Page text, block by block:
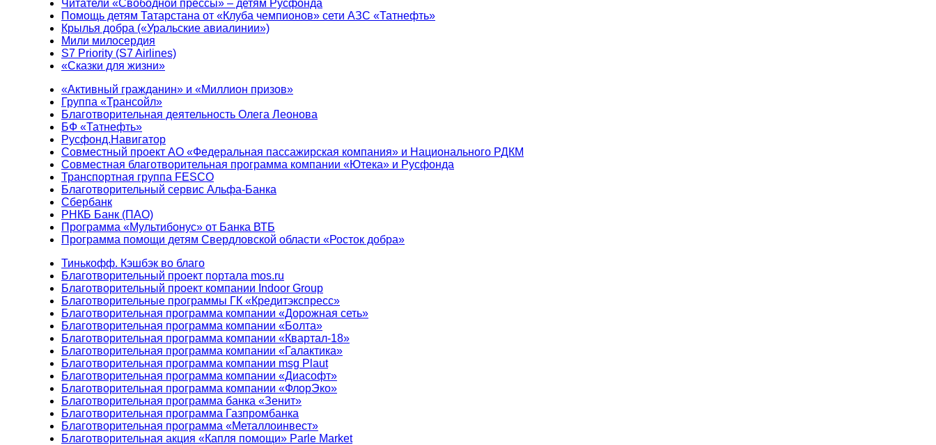
Читатели «Свободной прессы» – детям Русфонда
Помощь детям Татарстана от «Клуба чемпионов» сети АЗС «Татнефть»
Крылья добра («Уральские авиалинии»)
Мили милосердия
S7 Priority (S7 Airlines)
«Сказки для жизни»
«Активный гражданин» и «Миллион призов»
Группа «Трансойл»
Благотворительная деятельность Олега Леонова
БФ «Татнефть»
Русфонд.Навигатор
Совместный проект АО «Федеральная пассажирская компания» и Национального РДКМ
Совместная благотворительная программа компании «Ютека» и Русфонда
Транспортная группа FESCO
Благотворительный сервис Альфа-Банка
Сбербанк
РНКБ Банк (ПАО)
Программа «Мультибонус» от Банка ВТБ
Программа помощи детям Свердловской области «Росток добра»
Тинькофф. Кэшбэк во благо
Благотворительный проект портала mos.ru
Благотворительный проект компании Indoor Group
Благотворительные программы ГК «Кредитэкспресс»
Благотворительная программа компании «Дорожная сеть»
Благотворительная программа компании «Болта»
Благотворительная программа компании «Квартал-18»
Благотворительная программа компании «Галактика»
Благотворительная программа компании msg Plaut
Благотворительная программа компании «Диасофт»
Благотворительная программа компании «ФлорЭко»
Благотворительная программа банка «Зенит»
Благотворительная программа Газпромбанка
Благотворительная программа «Металлоинвест»
Благотворительная акция «Капля помощи» Parle Market